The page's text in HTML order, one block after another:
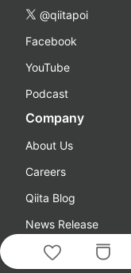
@qiitapoi
Facebook
YouTube
Podcast
Company
About Us
Careers
Qiita Blog
News Release